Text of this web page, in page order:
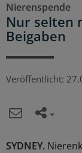
Nierenspende
Nur selten
Beigaben
Veröffentlicht:
SYDNEY.